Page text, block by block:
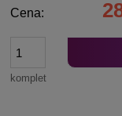
Cena:
komplet